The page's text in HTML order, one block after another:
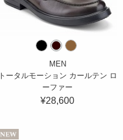
MEN
トータルモーション カールテン ロ
ーファー
¥28,600